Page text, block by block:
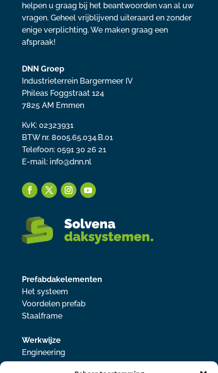
helpen u graag bij het beantwoorden van al uw
vragen. Geheel vrijblijvend uiteraard en zonder
enige verplichting. We maken graag een
afspraak!
DNN Groep
Industrieterrein Bargermeer IV
Phileas Foggstraat 124
7825 AM Emmen
KvK: 02323931
BTW nr. 8005.65.034.B.01
Telefoon: 0591 30 26 21
E-mail: info@dnn.nl
Prefabdakelementen
Het systeem
Voordelen prefab
Staalframe
Werkwijze
Engineering
Samenwerken